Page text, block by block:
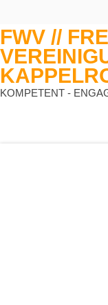
FWV //
KOMPETENT -